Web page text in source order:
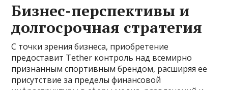
Бизнес-перспективы и
долгосрочная стратегия
С точки зрения бизнеса, приобретение
предоставит Tether контроль над всемирно
признанным спортивным брендом, расширяя ее
присутствие за пределы финансовой